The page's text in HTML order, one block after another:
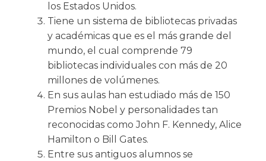
los Estados Unidos.
Tiene un sistema de bibliotecas privadas
y académicas que es el más grande del
mundo, el cual comprende 79
bibliotecas individuales con más de 20
millones de volúmenes.
En sus aulas han estudiado más de 150
Premios Nobel y personalidades tan
reconocidas como John F. Kennedy, Alice
Hamilton o Bill Gates.
Entre sus antiguos alumnos se